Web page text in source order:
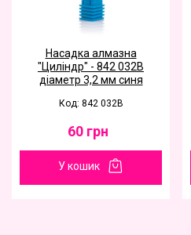
Насадка алмазна
"Циліндр" - 842 032B
діаметр 3,2 мм синя
Код: 842 032B
60 грн
У кошик